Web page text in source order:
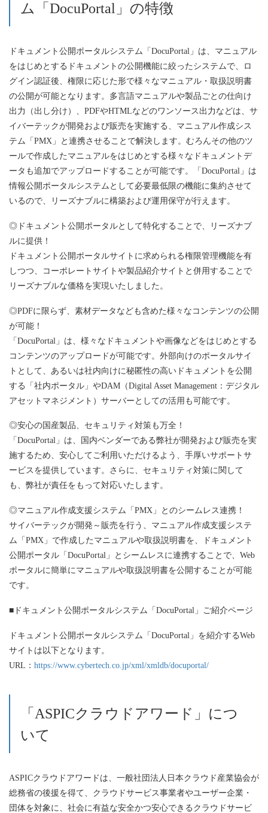
ム「DocuPortal」の特徴
ドキュメント公開ポータルシステム「DocuPortal」は、マニュアル
をはじめとするドキュメントの公開機能に絞ったシステムで、ロ
グイン認証後、権限に応じた形で様々なマニュアル・取扱説明書
の公開が可能となります。多言語マニュアルや製品ごとの仕向け
出力（出し分け）、PDFやHTMLなどのワンソース出力などは、サ
イバーテックが開発および販売を実施する、マニュアル作成シス
テム「PMX」と連携させることで解決します。むろんその他のツ
ールで作成したマニュアルをはじめとする様々なドキュメントデ
ータも追加でアップロードすることが可能です。「DocuPortal」は
情報公開ポータルシステムとして必要最低限の機能に集約させて
いるので、リーズナブルに構築および運用保守が行えます。
◎ドキュメント公開ポータルとして特化することで、リーズナブ
ルに提供！
ドキュメント公開ポータルサイトに求められる権限管理機能を有
しつつ、コーポレートサイトや製品紹介サイトと併用することで
リーズナブルな価格を実現いたしました。
◎PDFに限らず、素材データなども含めた様々なコンテンツの公開
が可能！
「DocuPortal」は、様々なドキュメントや画像などをはじめとする
コンテンツのアップロードが可能です。外部向けのポータルサイ
トとして、あるいは社内向けに秘匿性の高いドキュメントを公開
する「社内ポータル」やDAM（Digital Asset Management：デジタル
アセットマネジメント）サーバーとしての活用も可能です。
◎安心の国産製品、セキュリティ対策も万全！
「DocuPortal」は、国内ベンダーである弊社が開発および販売を実
施するため、安心してご利用いただけるよう、手厚いサポートサ
ービスを提供しています。さらに、セキュリティ対策に関して
も、弊社が責任をもって対応いたします。
◎マニュアル作成支援システム「PMX」とのシームレス連携！
サイバーテックが開発～販売を行う、マニュアル作成支援システ
ム「PMX」で作成したマニュアルや取扱説明書を、ドキュメント
公開ポータル「DocuPortal」とシームレスに連携することで、Web
ポータルに簡単にマニュアルや取扱説明書を公開することが可能
です。
■ドキュメント公開ポータルシステム「DocuPortal」ご紹介ページ
ドキュメント公開ポータルシステム「DocuPortal」を紹介するWeb
サイトは以下となります。
URL： https://www.cybertech.co.jp/xml/xmldb/docuportal/
「ASPICクラウドアワード」につ
いて
ASPICクラウドアワードは、一般社団法人日本クラウド産業協会が
総務省の後援を得て、クラウドサービス事業者やユーザー企業・
団体を対象に、社会に有益な安全かつ安心できるクラウドサービ